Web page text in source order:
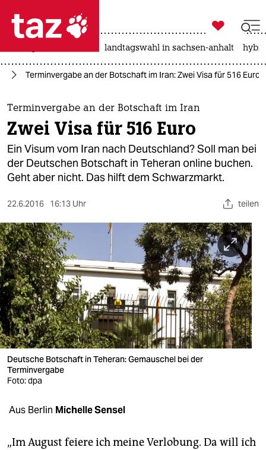
 taz zahl ich
taz zahl ich
themen
politik
öko
sport
berlin
nord
wahrheit
verlag
verlag
shop
fragen & hilfe

taz zahl ich
landtagswahl in sachsen-anhalt
Terminvergabe an der Botschaft im Iran: Zwei Visa für 516 Euro
Terminvergabe an der Botschaft im Iran
Zwei Visa für 516 Euro
Ein Visum vom Iran nach Deutschland? Soll man bei
der Deutschen Botschaft in Teheran online buchen.
Geht aber nicht. Das hilft dem Schwarzmarkt.
22.6.2016 16:13 Uhr teilen
Deutsche Botschaft in Teheran: Gemauschel bei der
Terminvergabe
Foto: dpa
Aus Berlin Michelle Sensel
„Im August feiere ich meine Verlobung. Da will ich